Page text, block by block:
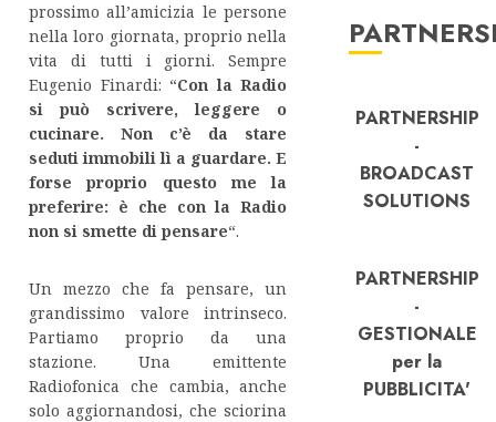
prossimo all’amicizia le persone
nella loro giornata, proprio nella
vita di tutti i giorni. Sempre
Eugenio Finardi: “Con la Radio
si può scrivere, leggere o
cucinare. Non c’è da stare
seduti immobili lì a guardare. E
forse proprio questo me la
preferire: è che con la Radio
non si smette di pensare“.
Un mezzo che fa pensare, un
grandissimo valore intrinseco.
Partiamo proprio da una
stazione. Una emittente
Radiofonica che cambia, anche
solo aggiornandosi, che sciorina
PARTNERSHIP
-
BROADCAST
SOLUTIONS
PARTNERSHIP
-
GESTIONALE
per la
PUBBLICITA'